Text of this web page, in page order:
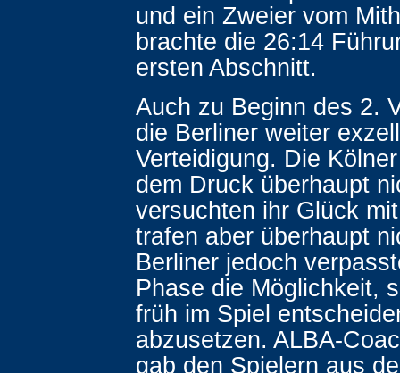
und ein Zweier vom
brachte die 26:14
ersten Abschnitt.
Auch zu Beginn des 2.
die Berliner weiter
Verteidigung. Die
dem Druck überhaupt
versuchten ihr Glück
trafen aber überhaupt
Berliner jedoch
Phase die Möglichkeit,
früh im Spiel
abzusetzen. ALBA-
gab den Spielern aus